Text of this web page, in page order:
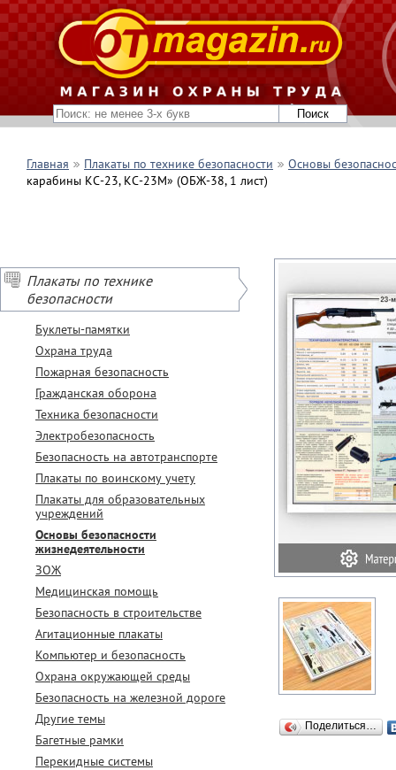
Главная Плакаты по технике безопасности
Основы
карабины КС-23, КС-23М» (ОБЖ-38, 1 лист)
Плакаты по технике
безопасности
Буклеты-памятки
Охрана труда
Пожарная безопасность
Гражданская оборона
Техника безопасности
Электробезопасность
Безопасность на автотранспорте
Плакаты по воинскому учету
Плакаты для образовательных
учреждений
Основы безопасности
жизнедеятельности
ЗОЖ
Медицинская помощь
Безопасность в строительстве
Агитационные плакаты
Компьютер и безопасность
Охрана окружающей среды
Безопасность на железной дороге
Другие темы
Багетные рамки
Перекидные системы
Поделиться…